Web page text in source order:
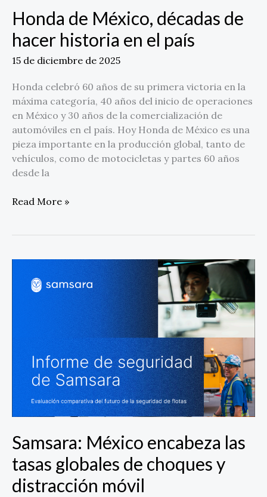
Honda de México, décadas de
hacer historia en el país
15 de diciembre de 2025
Honda celebró 60 años de su primera victoria en la
máxima categoría, 40 años del inicio de operaciones
en México y 30 años de la comercialización de
automóviles en el país. Hoy Honda de México es una
pieza importante en la producción global, tanto de
vehículos, como de motocicletas y partes 60 años
desde la
Read More »
Samsara: México encabeza las
tasas globales de choques y
distracción móvil
México
encabeza
choques